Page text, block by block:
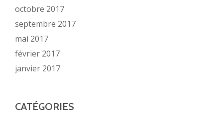
octobre 2017
septembre 2017
mai 2017
février 2017
janvier 2017
CATÉGORIES